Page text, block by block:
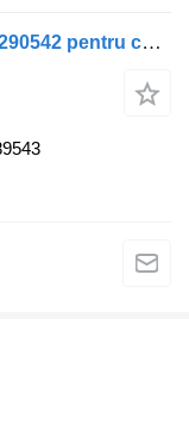
Butuc roata Scania butuc de roată 2290542 pentru cap tractor Scania R440